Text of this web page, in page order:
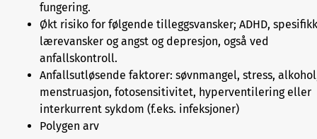
fungering.
Økt risiko for følgende tilleggsvansker; ADHD,
lærevansker og angst og depresjon, også ved
anfallskontroll.
Anfallsutløsende faktorer: søvnmangel, stress,
menstruasjon, fotosensitivitet, hyperventilering eller
interkurrent sykdom (f.eks. infeksjoner)
Polygen arv